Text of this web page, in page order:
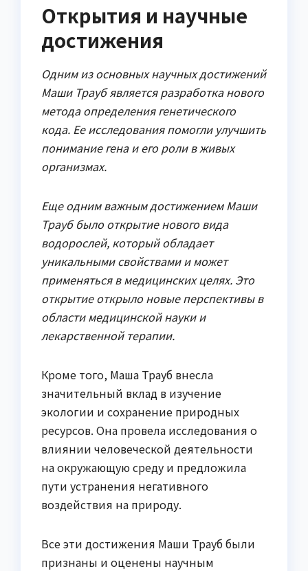
Открытия и научные
достижения
Одним из основных научных достижений
Маши Трауб является разработка нового
метода определения генетического
кода. Ее исследования помогли улучшить
понимание гена и его роли в живых
организмах.
Еще одним важным достижением Маши
Трауб было открытие нового вида
водорослей, который обладает
уникальными свойствами и может
применяться в медицинских целях. Это
открытие открыло новые перспективы в
области медицинской науки и
лекарственной терапии.
Кроме того, Маша Трауб внесла
значительный вклад в изучение
экологии и сохранение природных
ресурсов. Она провела исследования о
влиянии человеческой деятельности
на окружающую среду и предложила
пути устранения негативного
воздействия на природу.
Все эти достижения Маши Трауб были
признаны и оценены научным